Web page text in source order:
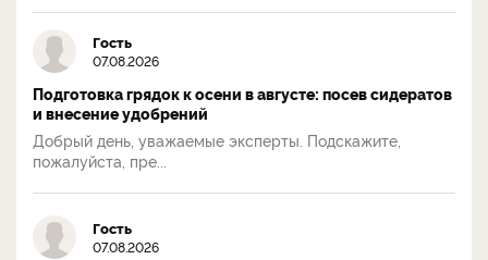
Гость
07.08.2026
Подготовка грядок к осени в августе: посев сидератов
и внесение удобрений
Добрый день, уважаемые эксперты. Подскажите,
пожалуйста, пре...
Гость
07.08.2026